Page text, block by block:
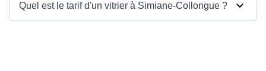
Quel est le tarif d'un vitrier à Simiane-Collongue ?